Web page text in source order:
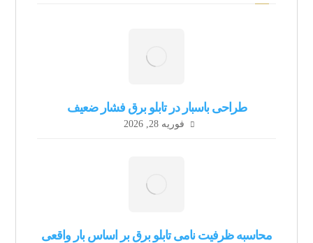
طراحی باسبار در تابلو برق فشار ضعیف
فوریه 28, 2026
محاسبه ظرفیت نامی تابلو برق بر اساس بار واقعی